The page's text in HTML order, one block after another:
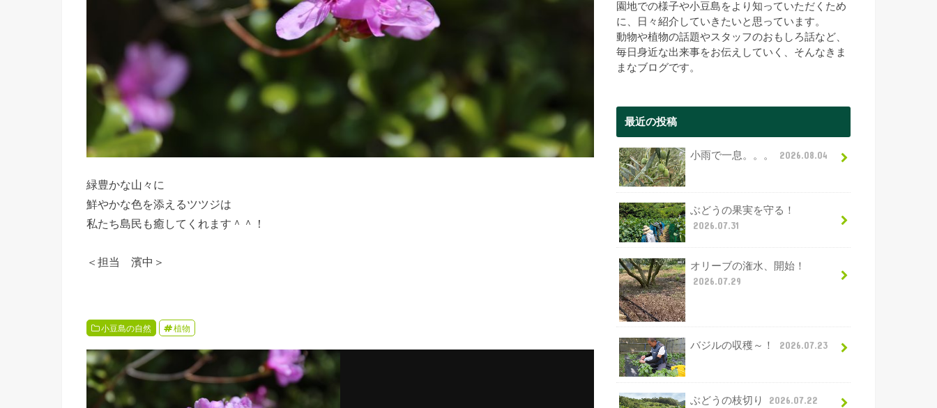
緑豊かな山々に
鮮やかな色を添えるツツジは
私たち島民も癒してくれます＾＾！
＜担当 濱中＞
小豆島の自然 植物
園地での様子や小豆島をより知っていただくため
に、日々紹介していきたいと思っています。
動物や植物の話題やスタッフのおもしろ話など、
毎日身近な出来事をお伝えしていく、そんなきま
まなブログです。
最近の投稿
小雨で一息。。。 2026.08.04
ぶどうの果実を守る！
2026.07.31
オリーブの潅水、開始！
2026.07.29
バジルの収穫～！ 2026.07.23
ぶどうの枝切り 2026.07.22